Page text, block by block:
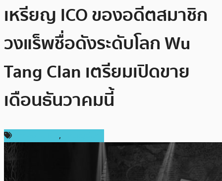
เหรียญ ICO ของอดีตสมาชิก
วงแร็พชื่อดังระดับโลก Wu
Tang Clan เตรียมเปิดขาย
เดือนธันวาคมนี้
,